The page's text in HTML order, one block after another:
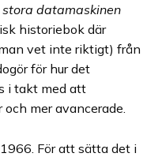
datamaskinen
historiebok där
vet inte riktigt) från
för hur det
i takt med att
mer avancerade.
För att sätta det i